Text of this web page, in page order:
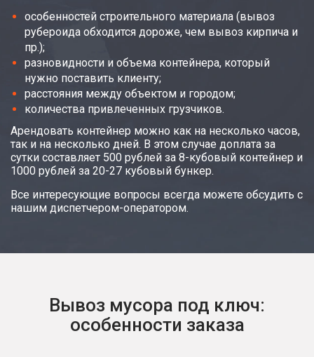
особенностей строительного материала (вывоз
рубероида обходится дороже, чем вывоз кирпича и
пр.);
разновидности и объема контейнера, который
нужно поставить клиенту;
расстояния между объектом и городом;
количества привлеченных грузчиков.
Арендовать контейнер можно как на несколько часов,
так и на несколько дней. В этом случае доплата за
сутки составляет 500 рублей за 8-кубовый контейнер и
1000 рублей за 20-27 кубовый бункер.
Все интересующие вопросы всегда можете обсудить с
нашим диспетчером-оператором.
Вывоз мусора под ключ:
особенности заказа